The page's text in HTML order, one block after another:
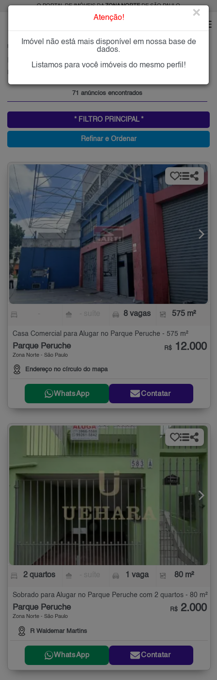
O PORTAL DE IMÓVEIS DAZONA NORTEDE SÃO PAULO
PARQUE PERUCHE
71 anúncios encontrados
* FILTRO PRINCIPAL *
Refinar e Ordenar
8 vagas 575 m²
Casa Comercial para Alugar no Parque Peruche - 575 m²
Parque Peruche
Zona Norte - São Paulo
Endereço no círculo do mapa
R$ 12.000
WhatsApp Contatar
2 quartos 1 vaga 80 m²
Sobrado para Alugar no Parque Peruche com 2 quartos - 80 m²
Parque Peruche
Zona Norte - São Paulo
R Waldemar Martins
R$ 2.000
WhatsApp Contatar
Atenção! ×
Imóvel não está mais disponível em nossa base de
dados.
Listamos para você imóveis do mesmo perfil!